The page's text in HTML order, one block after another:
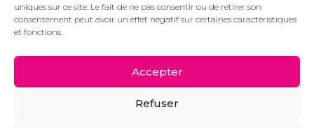
uniques sur ce site. Le fait de ne pas consentir ou de retirer son
consentement peut avoir un effet négatif sur certaines caractéristiques
et fonctions.
Accepter
Refuser
Services
Dressbook
Réalisations